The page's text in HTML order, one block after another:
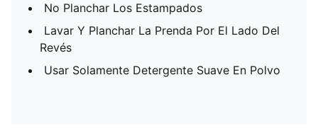
No Planchar Los Estampados
Lavar Y Planchar La Prenda Por El Lado Del
Revés
Usar Solamente Detergente Suave En Polvo